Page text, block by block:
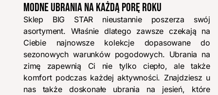
MODNE UBRANIA NA KAŻDĄ PORĘ ROKU
Sklep BIG STAR nieustannie poszerza swój
asortyment. Właśnie dlatego zawsze czekają na
Ciebie najnowsze kolekcje dopasowane do
sezonowych warunków pogodowych. Ubrania na
zimę zapewnią Ci nie tylko ciepło, ale także
komfort podczas każdej aktywności. Znajdziesz u
nas także doskonałe ubrania na jesień, które